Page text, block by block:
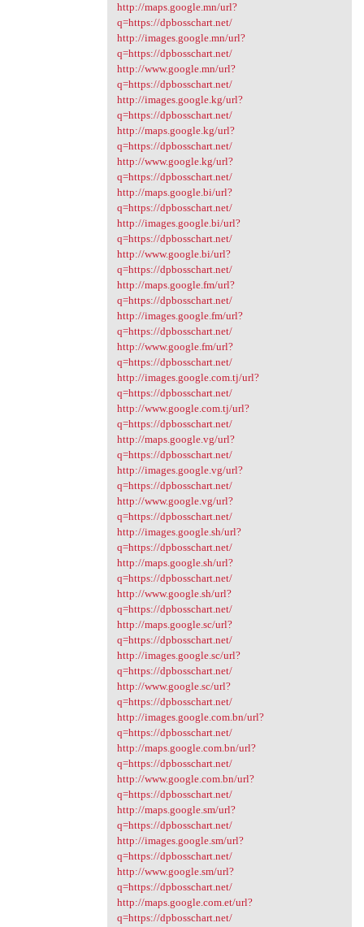
http://maps.google.mn/url?
q=https://dpbosschart.net/
http://images.google.mn/url?
q=https://dpbosschart.net/
http://www.google.mn/url?
q=https://dpbosschart.net/
http://images.google.kg/url?
q=https://dpbosschart.net/
http://maps.google.kg/url?
q=https://dpbosschart.net/
http://www.google.kg/url?
q=https://dpbosschart.net/
http://maps.google.bi/url?
q=https://dpbosschart.net/
http://images.google.bi/url?
q=https://dpbosschart.net/
http://www.google.bi/url?
q=https://dpbosschart.net/
http://maps.google.fm/url?
q=https://dpbosschart.net/
http://images.google.fm/url?
q=https://dpbosschart.net/
http://www.google.fm/url?
q=https://dpbosschart.net/
http://images.google.com.tj/url?
q=https://dpbosschart.net/
http://www.google.com.tj/url?
q=https://dpbosschart.net/
http://maps.google.vg/url?
q=https://dpbosschart.net/
http://images.google.vg/url?
q=https://dpbosschart.net/
http://www.google.vg/url?
q=https://dpbosschart.net/
http://images.google.sh/url?
q=https://dpbosschart.net/
http://maps.google.sh/url?
q=https://dpbosschart.net/
http://www.google.sh/url?
q=https://dpbosschart.net/
http://maps.google.sc/url?
q=https://dpbosschart.net/
http://images.google.sc/url?
q=https://dpbosschart.net/
http://www.google.sc/url?
q=https://dpbosschart.net/
http://images.google.com.bn/url?
q=https://dpbosschart.net/
http://maps.google.com.bn/url?
q=https://dpbosschart.net/
http://www.google.com.bn/url?
q=https://dpbosschart.net/
http://maps.google.sm/url?
q=https://dpbosschart.net/
http://images.google.sm/url?
q=https://dpbosschart.net/
http://www.google.sm/url?
q=https://dpbosschart.net/
http://maps.google.com.et/url?
q=https://dpbosschart.net/